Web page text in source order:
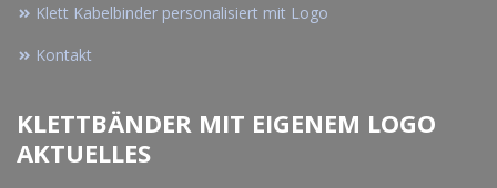
Klett Kabelbinder personalisiert mit Logo
Kontakt
KLETTBÄNDER MIT EIGENEM LOGO
AKTUELLES